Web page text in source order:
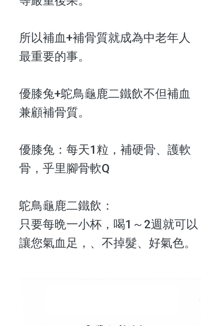
所以補血+補骨質就成為中老年人
最重要的事。
優膝兔+鴕鳥龜鹿二鐵飲不但補血
兼顧補骨質。
優膝兔：每天1粒，補硬骨、護軟
骨，乎里腳骨軟Q
鴕鳥龜鹿二鐵飲：
只要每晩一小杯，喝1～2週就可以
讓您氣血足，、不掉髮、好氣色。